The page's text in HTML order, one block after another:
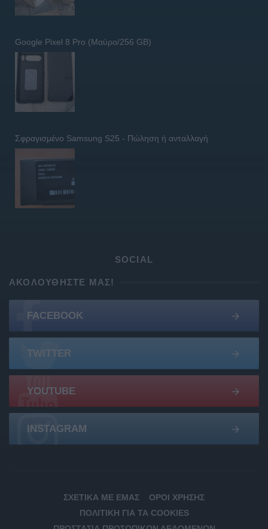
Google Pixel 8 Pro (Μαύρο/256 GB)
Σφραγισμένο Samsung S25 - Πώληση ή ανταλλαγή
SOCIAL
ΑΚΟΛΟΥΘΉΣΤΕ ΜΑΣ!
FACEBOOK
TWITTER
YOUTUBE
INSTAGRAM
ΣΧΕΤΙΚΆ ΜΕ ΕΜΆΣ
ΌΡΟΙ ΧΡΉΣΗΣ
ΠΟΛΙΤΙΚΉ ΓΙΑ ΤΑ COOKIES